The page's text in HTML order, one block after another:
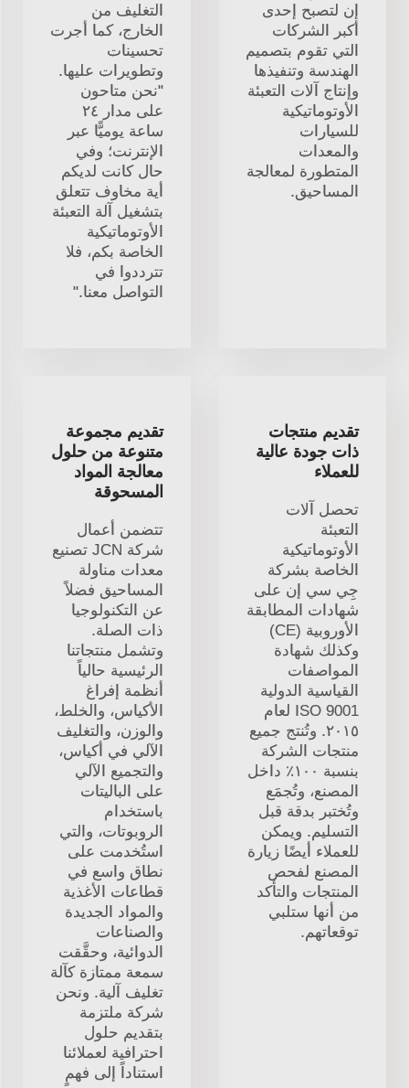
إن لتصبح إحدى
أكبر الشركات
التي تقوم بتصميم
الهندسة وتنفيذها
وإنتاج آلات التعبئة
الأوتوماتيكية
للسيارات
والمعدات
المتطورة لمعالجة
المساحيق.
التغليف من
الخارج، كما أجرت
تحسينات
وتطويرات عليها.
"نحن متاحون
على مدار ٢٤
ساعة يوميًّا عبر
الإنترنت؛ وفي
حال كانت لديكم
أية مخاوف تتعلق
بتشغيل آلة التعبئة
الأوتوماتيكية
الخاصة بكم، فلا
تترددوا في
التواصل معنا."
تقديم منتجات
ذات جودة عالية
للعملاء
تحصل آلات
التعبئة
الأوتوماتيكية
الخاصة بشركة
جِي سي إن على
شهادات المطابقة
الأوروبية (CE)
وكذلك شهادة
المواصفات
القياسية الدولية
ISO 9001 لعام
٢٠١٥. وتُنتج جميع
منتجات الشركة
بنسبة ١٠٠٪ داخل
المصنع، وتُجمَع
وتُختبر بدقة قبل
التسليم. ويمكن
للعملاء أيضًا زيارة
المصنع لفحص
المنتجات والتأكد
من أنها ستلبي
توقعاتهم.
تقديم مجموعة
متنوعة من حلول
معالجة المواد
المسحوقة
تتضمن أعمال
شركة JCN تصنيع
معدات مناولة
المساحيق فضلاً
عن التكنولوجيا
ذات الصلة.
وتشمل منتجاتنا
الرئيسية حالياً
أنظمة إفراغ
الأكياس، والخلط،
والوزن، والتغليف
الآلي في أكياس،
والتجميع الآلي
على الباليتات
باستخدام
الروبوتات، والتي
استُخدمت على
نطاق واسع في
قطاعات الأغذية
والمواد الجديدة
والصناعات
الدوائية، وحقَّقت
سمعة ممتازة كآلة
تغليف آلية. ونحن
شركة ملتزمة
بتقديم حلول
احترافية لعملائنا
استناداً إلى فهمٍ